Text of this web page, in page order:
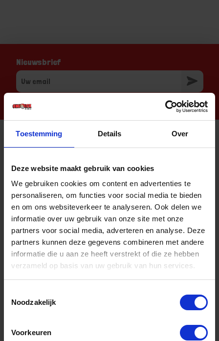
Toestemming Details Over
Deze website maakt gebruik van cookies
We gebruiken cookies om content en advertenties te
personaliseren, om functies voor social media te bieden
en om ons websiteverkeer te analyseren. Ook delen we
informatie over uw gebruik van onze site met onze
partners voor social media, adverteren en analyse. Deze
partners kunnen deze gegevens combineren met andere
informatie die u aan ze heeft verstrekt of die ze hebben
verzameld op basis van uw gebruik van hun services.
Noodzakelijk
Voorkeuren
Nieuwsbrief
Informatie
Sitemap
Algemene voorwaarden Ome Dick
Over Ome Dick
Klachtenregeling Ome Dick
Retouren & Garantie Ome Dick
Privacyverklaring Ome Dick
Klantenservice